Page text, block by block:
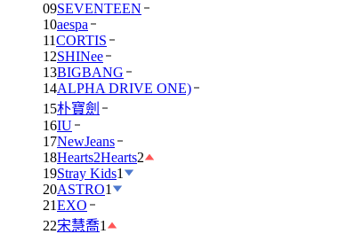
09SEVENTEEN
10aespa
11CORTIS
12SHINee
13BIGBANG
14ALPHA DRIVE ONE)
15朴寶劍
16IU
17NewJeans
18Hearts2Hearts2
19Stray Kids1
20ASTRO1
21EXO
22宋慧喬1